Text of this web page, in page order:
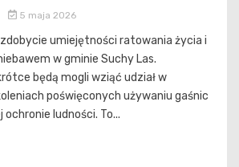
5 maja 2026
zdobycie umiejętności ratowania życia i
w gminie Suchy Las.
będą mogli wziąć udział w
poświęconych używaniu gaśnic
ludności. To...